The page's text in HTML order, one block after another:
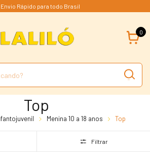
Rápido para todo Brasil
0
Top
Menina 10 a 18 anos Top
Filtrar